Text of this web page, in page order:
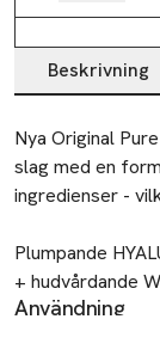
Beskrivning
Beskrivning
Nya Original
slag med en
ingredienser -
Plumpande
+ hudvårdande
hud inom 7 dagar*.
Användning